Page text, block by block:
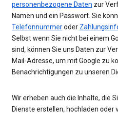
personenbezogene Daten zur
Namen und ein Passwort. Sie
Telefonnummeroder
Selbst wenn Sie nicht bei einem
sind, können Sie uns Daten zur
Mail-Adresse, um mit Google zu
Benachrichtigungen zu unseren
Wir erheben auch die Inhalte, die
Dienste erstellen, hochladen oder